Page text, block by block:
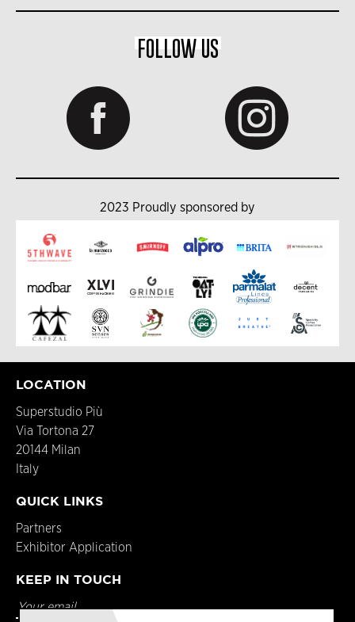
FOLLOW US
2023 Proudly sponsored by
LOCATION
Superstudio Più
Via Tortona 27
20144 Milan
Italy
QUICK LINKS
Partners
Exhibitor Application
KEEP IN TOUCH